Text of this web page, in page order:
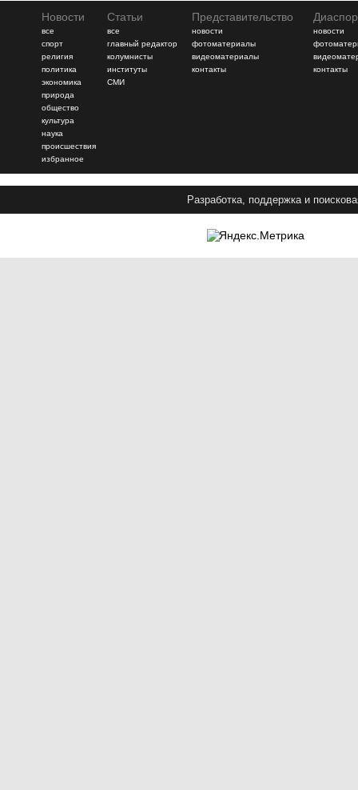
Новости
все
спорт
религия
политика
экономика
природа
общество
культура
наука
происшествия
избранное
Статьи
все
главный редактор
колумнисты
институты
СМИ
Представительство
новости
фотоматериалы
видеоматериалы
контакты
новости
контакты
Разработка, поддержка и